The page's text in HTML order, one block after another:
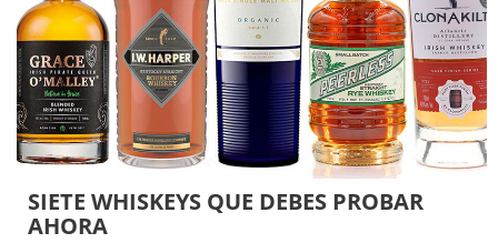
SIETE WHISKEYS QUE DEBES PROBAR
AHORA